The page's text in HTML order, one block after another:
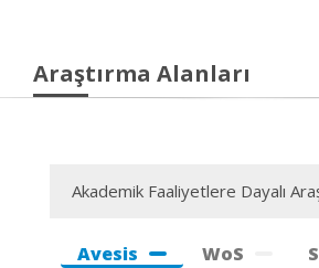
Araştırma Alanları
Akademik Faaliyetlere Dayalı
Avesis WoS